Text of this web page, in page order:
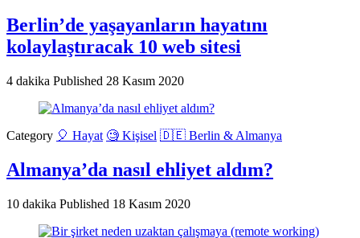
Berlin’de yaşayanların hayatını
kolaylaştıracak 10 web sitesi
4 dakika Published 28 Kasım 2020
Category 🎈 Hayat 🧐 Kişisel 🇩🇪 Berlin & Almanya
Almanya’da nasıl ehliyet aldım?
10 dakika Published 18 Kasım 2020